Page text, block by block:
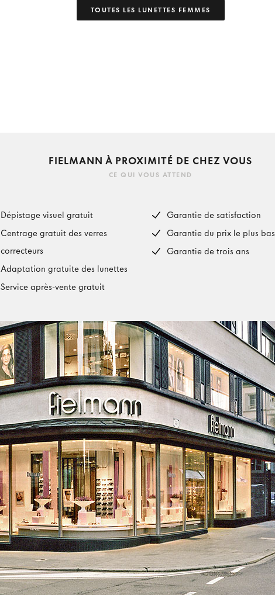
TOUTES LES LUNETTES FEMMES
FIELMANN À PROXIMITÉ DE CHEZ VOUS
CE QUI VOUS ATTEND
Dépistage visuel gratuit
Centrage gratuit des verres
correcteurs
Adaptation gratuite des lunettes
Service après-vente gratuit
Garantie de satisfaction
Garantie du prix le plus bas
Garantie de trois ans